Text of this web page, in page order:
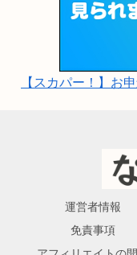
【スカパー！】お
運営者情報
免責事項